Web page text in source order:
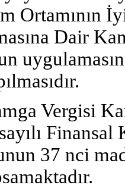
Dair
Vergisi
37 nci